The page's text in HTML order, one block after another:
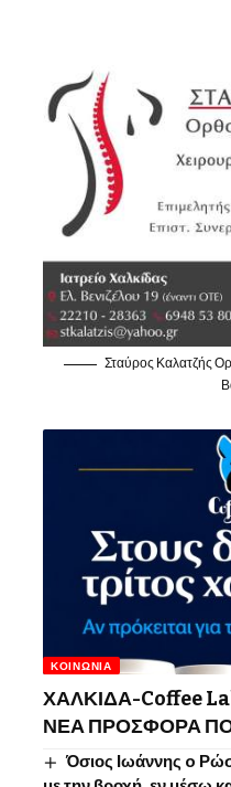
Σταύρος Καλατζής
ΚΟΙΝΩΝΊΑ
ΧΑΛΚΙΔΑ-Coffee
ΝΕΑ ΠΡΟΣΦΟΡΑ
Όσιος Ιωάννης o